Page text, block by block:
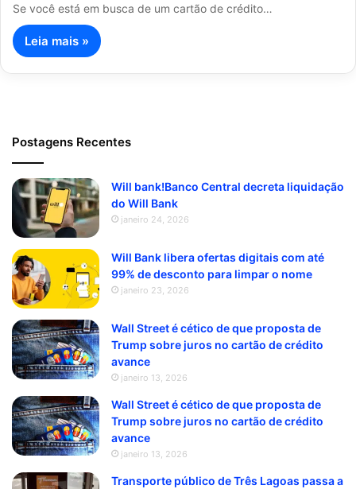
Se você está em busca de um cartão de crédito…
Leia mais »
Postagens Recentes
Will bank!Banco Central decreta liquidação
do Will Bank
janeiro 24, 2026
Will Bank libera ofertas digitais com até
99% de desconto para limpar o nome
janeiro 23, 2026
Wall Street é cético de que proposta de
Trump sobre juros no cartão de crédito
avance
janeiro 13, 2026
Wall Street é cético de que proposta de
Trump sobre juros no cartão de crédito
avance
janeiro 13, 2026
Transporte público de Três Lagoas passa a